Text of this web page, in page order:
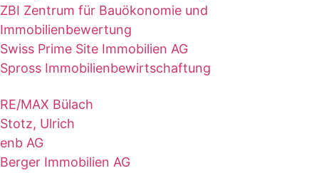
ZBI Zentrum für Bauökonomie und
Immobilienbewertung
Swiss Prime Site Immobilien AG
Spross Immobilienbewirtschaftung
RE/MAX Bülach
Stotz, Ulrich
enb AG
Berger Immobilien AG